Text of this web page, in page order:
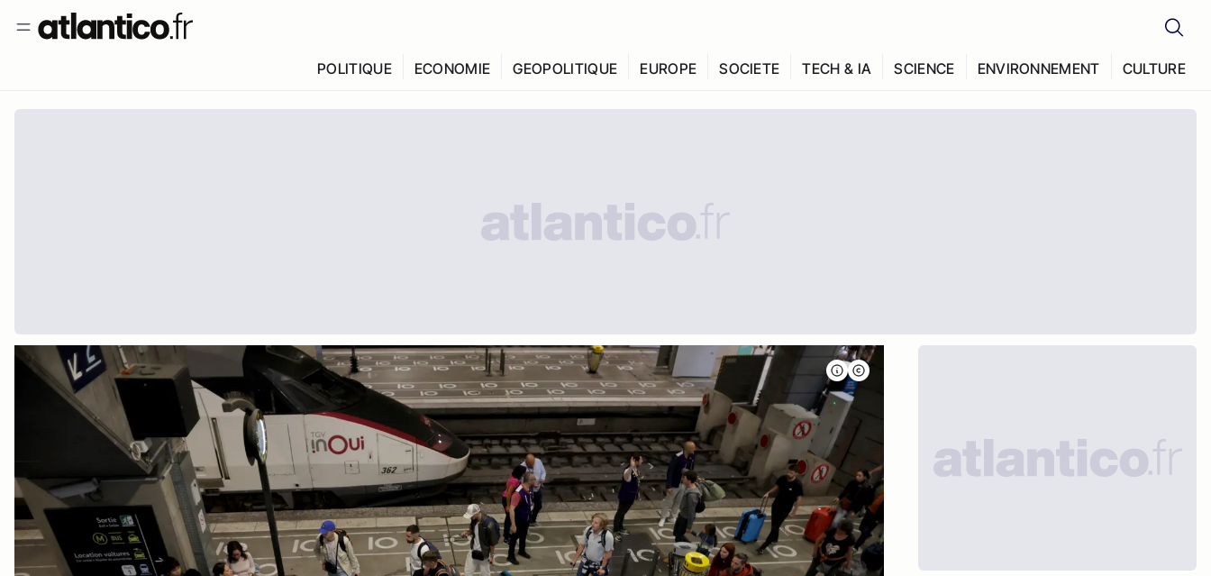
POLITIQUE ECONOMIE GEOPOLITIQUE EUROPE SOCIETE TECH & IA SCIENCE ENVIRONNEMENT CULTURE